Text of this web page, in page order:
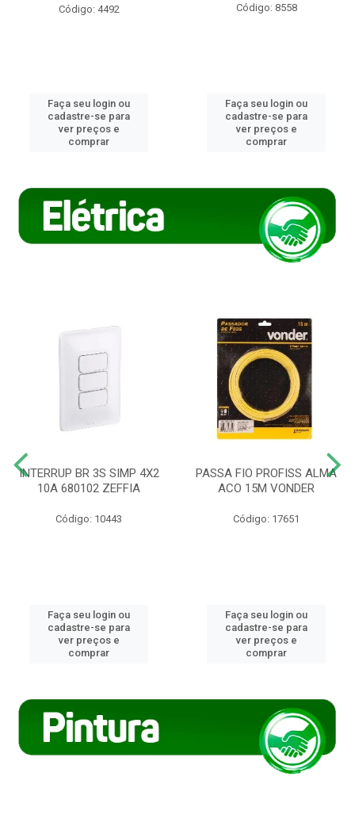
Código: 4492
Faça seu login ou
cadastre-se para
ver preços e
comprar
Código: 8558
Faça seu login ou
cadastre-se para
ver preços e
comprar
INTERRUP BR 3S SIMP 4X2
10A 680102 ZEFFIA
Código: 10443
Faça seu login ou
cadastre-se para
ver preços e
comprar
PASSA FIO PROFISS ALMA
ACO 15M VONDER
Código: 17651
Faça seu login ou
cadastre-se para
ver preços e
comprar